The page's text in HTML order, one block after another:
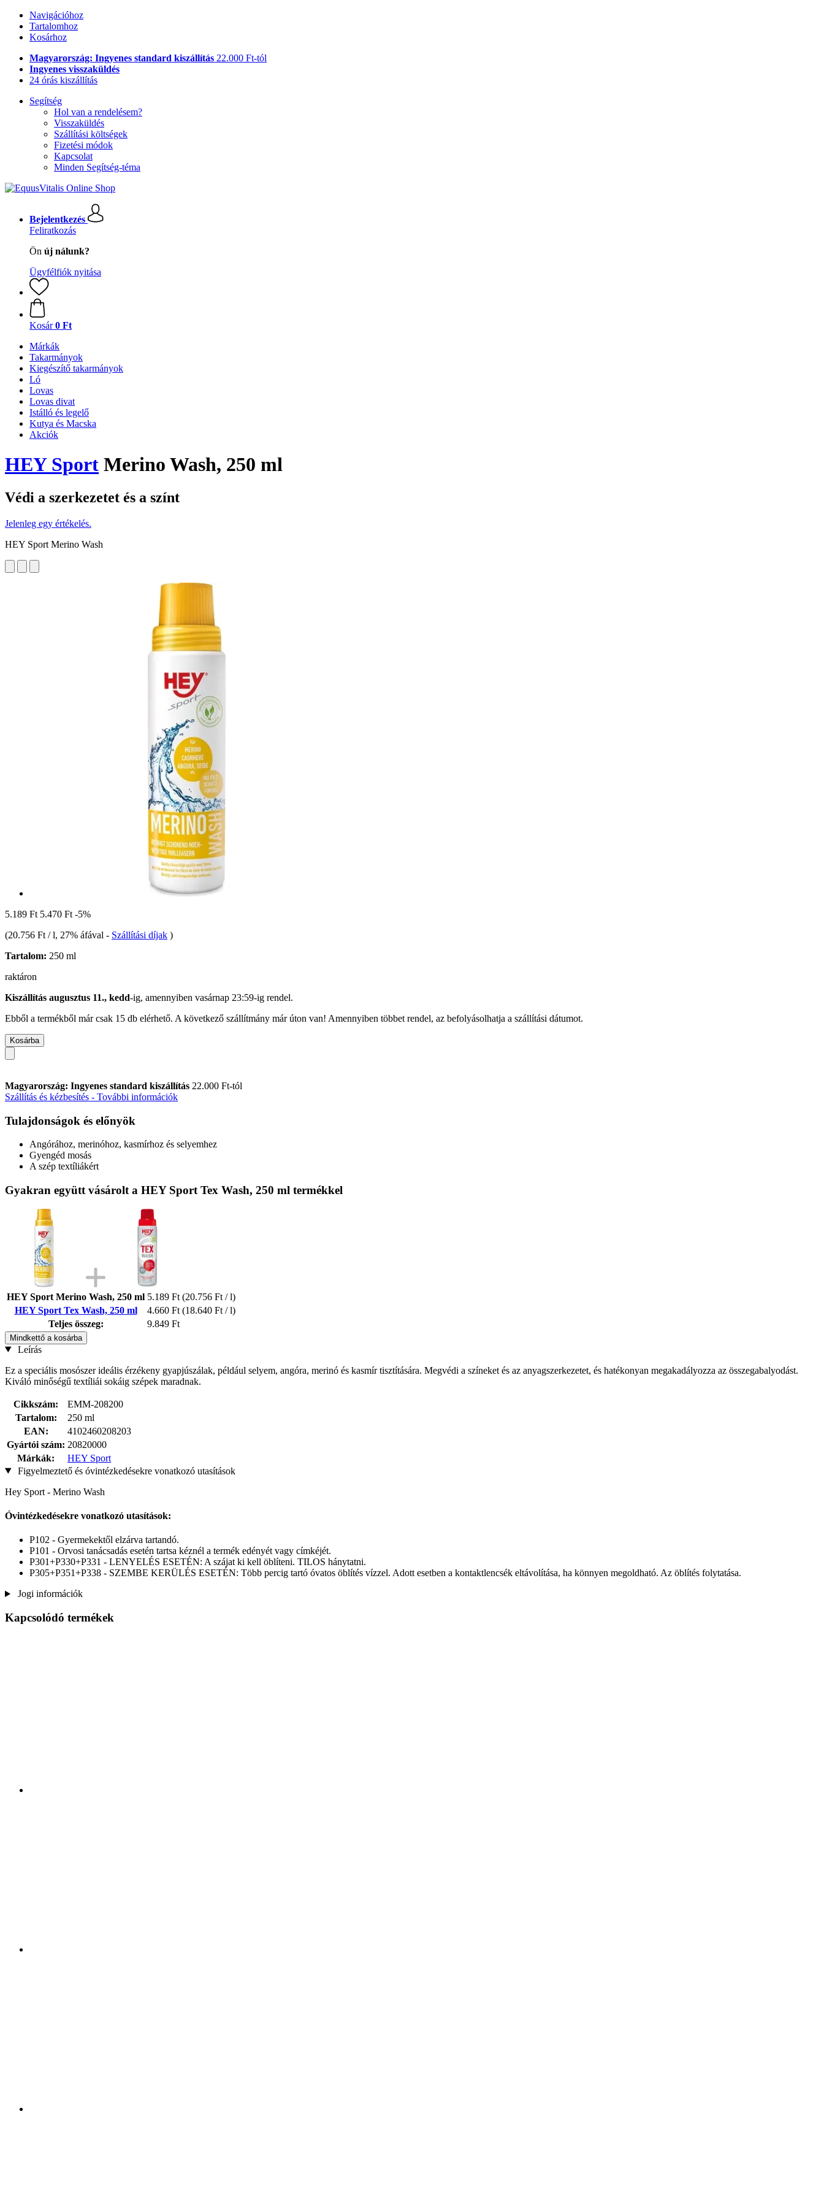
Navigációhoz
Tartalomhoz
Kosárhoz
Magyarország: Ingyenes standard kiszállítás 22.000 Ft-tól
Ingyenes visszaküldés
24 órás kiszállítás
Segítség
Hol van a rendelésem?
Visszaküldés
Szállítási költségek
Fizetési módok
Kapcsolat
Minden Segítség-téma
Bejelentkezés
Feliratkozás
Ön új nálunk?
Ügyfélfiók nyitása
Kosár 0 Ft
Márkák
Takarmányok
Kiegészítő takarmányok
Ló
Lovas
Lovas divat
Istálló és legelő
Kutya és Macska
Akciók
HEY Sport Merino Wash, 250 ml
Védi a szerkezetet és a színt
Jelenleg egy értékelés.
HEY Sport Merino Wash
5.189 Ft 5.470 Ft -5%
(20.756 Ft / l, 27% áfával - Szállítási díjak )
Tartalom: 250 ml
raktáron
Kiszállítás augusztus 11., kedd-ig, amennyiben vasárnap 23:59-ig rendel.
Ebből a termékből már csak 15 db elérhető. A következő szállítmány már úton van! Amennyiben többet rendel, az befolyásolhatja a szállítási dátumot.
Kosárba
Magyarország: Ingyenes standard kiszállítás 22.000 Ft-tól
Szállítás és kézbesítés - További információk
Tulajdonságok és előnyök
Angórához, merinóhoz, kasmírhoz és selyemhez
Gyengéd mosás
A szép textíliákért
Gyakran együtt vásárolt a HEY Sport Tex Wash, 250 ml termékkel
HEY Sport Merino Wash, 250 ml 5.189 Ft (20.756 Ft / l)
HEY Sport Tex Wash, 250 ml
4.660 Ft (18.640 Ft / l)
Teljes összeg:
9.849 Ft
Mindkettő a kosárba
Leírás
Ez a speciális mosószer ideális érzékeny gyapjúszálak, például selyem, angóra, merinó és kasmír tisztítására. Megvédi a színeket és az anyagszerkezetet, és hatékonyan megakadályozza az összegabalyodást.
Kiváló minőségű textíliái sokáig szépek maradnak.
Cikkszám:
EMM-208200
Tartalom:
250 ml
EAN:
4102460208203
Gyártói szám: 20820000
Márkák:
HEY Sport
Figyelmeztető és óvintézkedésekre vonatkozó utasítások
Hey Sport - Merino Wash
Óvintézkedésekre vonatkozó utasítások:
P102 - Gyermekektől elzárva tartandó.
P101 - Orvosi tanácsadás esetén tartsa kéznél a termék edényét vagy címkéjét.
P301+P330+P331 - LENYELÉS ESETÉN: A szájat ki kell öblíteni. TILOS hánytatni.
P305+P351+P338 - SZEMBE KERÜLÉS ESETÉN: Több percig tartó óvatos öblítés vízzel. Adott esetben a kontaktlencsék eltávolítása, ha könnyen megoldható. Az öblítés folytatása.
Jogi információk
Kapcsolódó termékek